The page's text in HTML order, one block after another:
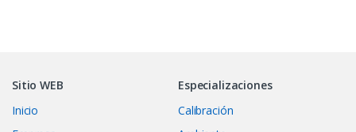
Sitio WEB
Inicio
Especializaciones
Calibración